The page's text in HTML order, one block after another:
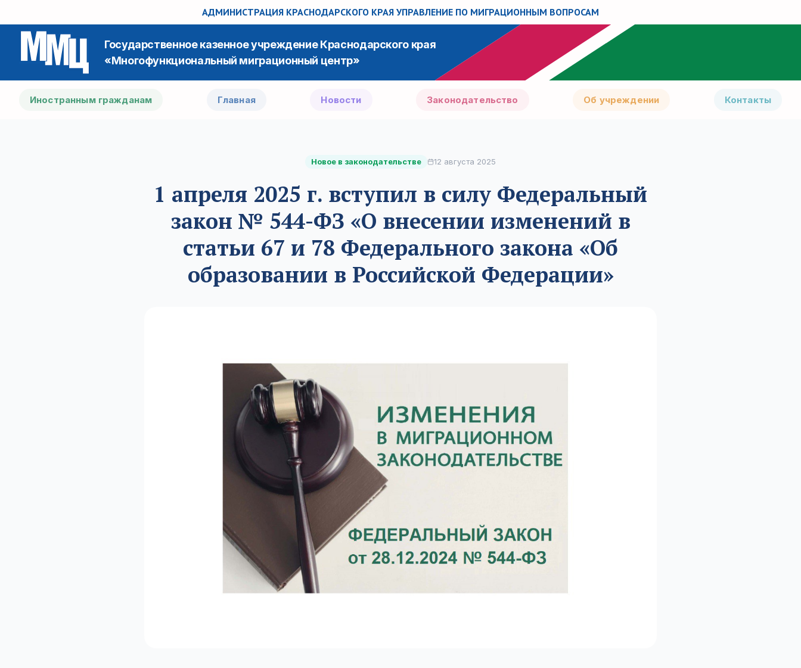
АДМИНИСТРАЦИЯ КРАСНОДАРСКОГО КРАЯ УПРАВЛЕНИЕ ПО МИГРАЦИОННЫМ ВОПРОСАМ
Государственное казенное учреждение Краснодарского края
«Многофункциональный миграционный центр»
Иностранным гражданам Главная Новости Законодательство Об учреждении Контакты
Новое в законодательстве 12 августа 2025
1 апреля 2025 г. вступил в силу Федеральный
закон № 544-ФЗ «О внесении изменений в
статьи 67 и 78 Федерального закона «Об
образовании в Российской Федерации»